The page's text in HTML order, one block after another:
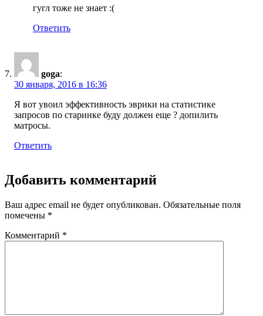
гугл тоже не знает :(
Ответить
goga:
30 января, 2016 в 16:36
Я вот увоил эффективность эврики на статистике
запросов по старинке буду должен еще ? допилить
матросы.
Ответить
Добавить комментарий
Ваш адрес email не будет опубликован. Обязательные поля
помечены *
Комментарий *